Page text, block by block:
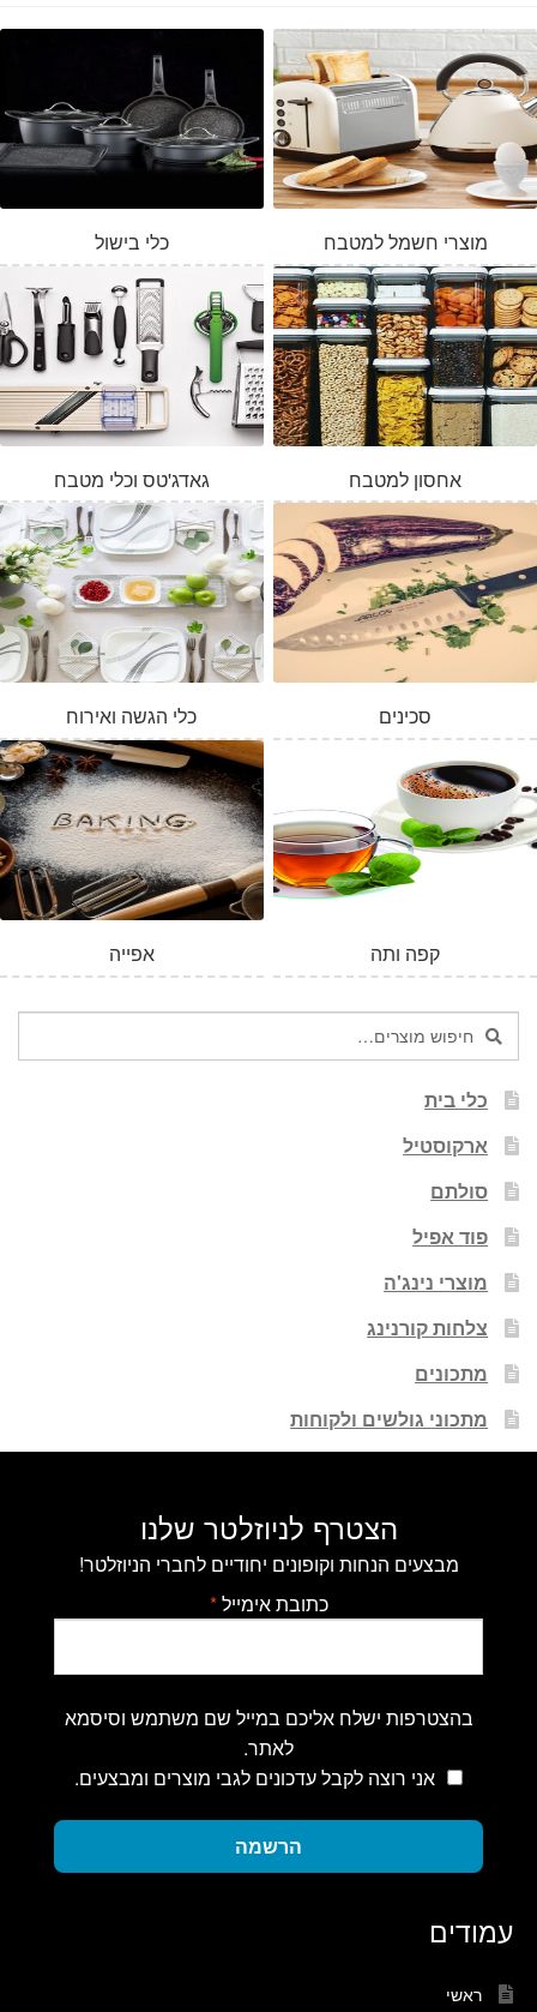
המלאי אזל
כלי בישול מוצרי חשמל למטבח
גאדג'טס וכלי מטבח אחסון למטבח
כלי הגשה ואירוח סכינים
אפייה קפה ותה
חיפוש
עבור:
חיפוש
כלי בית
ארקוסטיל
סולתם
פוד אפיל
מוצרי נינג'ה
צלחות קורנינג
מתכונים
מתכוני גולשים ולקוחות
הצטרף לניוזלטר שלנו
מבצעים הנחות וקופונים יחודיים לחברי הניוזלטר!
כתובת אימייל*
בהצטרפות ישלח אליכם במייל שם משתמש וסיסמא
לאתר.
אני רוצה לקבל עדכונים לגבי מוצרים ומבצעים.
הרשמה
עמודים
ראשי